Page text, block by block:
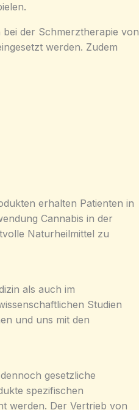
bei der Schmerztherapie von
werden. Zudem
erhalten Patienten in
Cannabis in der
Naturheilmittel zu
als auch im
Studien
und uns mit den
gesetzliche
spezifischen
werden. Der Vertrieb von